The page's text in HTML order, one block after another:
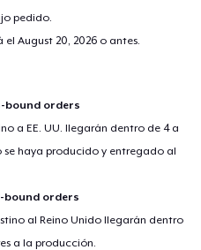
pedido.
elAugust 20, 2026 o antes.
bound orders
a EE. UU. llegarán dentro de 4 a
se haya producido y entregado al
bound orders
al Reino Unido llegarán dentro
a la producción.